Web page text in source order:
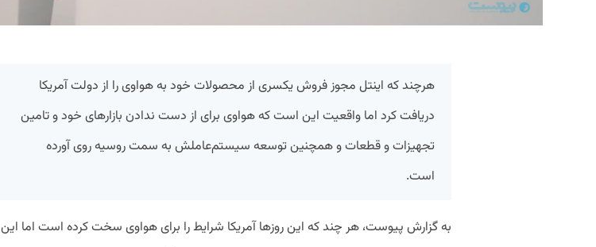
هرچند که اینتل مجوز فروش یکسری از محصولات خود به هواوی را از دولت آمریکا
دریافت کرد اما واقعیت این است که هواوی برای از دست ندادن بازارهای خود و تامین
تجهیزات و قطعات و همچنین توسعه سیستم‌عاملش به سمت روسیه روی آورده
است.
به گزارش پیوست، هر چند که این روزها آمریکا شرایط را برای هواوی سخت کرده است اما این